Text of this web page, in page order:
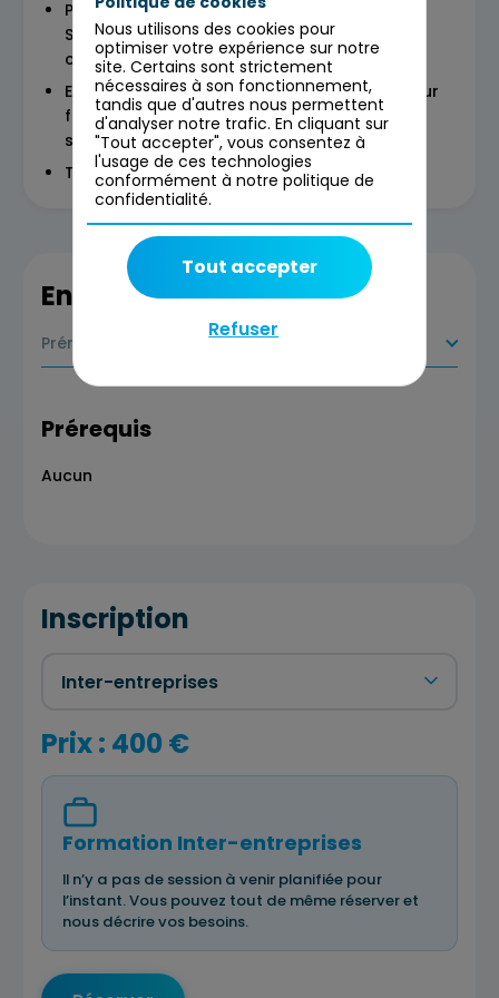
Présentation du concept de « Why » selon
Simon Sinek et son importance pour les
chercheurs
Exercices pratiques de questionnements pour
formuler clairement le problème auquel l’on
s’attaque en sous-groupe
Technique de communication sur le « why »
En savoir plus
Prérequis
Prérequis
Aucun
Inscription
Prix : 400 €
Formation Inter-entreprises
Il n’y a pas de session à venir planifiée pour
l’instant. Vous pouvez tout de même réserver et
nous décrire vos besoins.
Nous utilisons des cookies pour
optimiser votre expérience sur notre
site. Certains sont strictement
nécessaires à son fonctionnement,
tandis que d'autres nous permettent
d'analyser notre trafic. En cliquant sur
"Tout accepter", vous consentez à
l'usage de ces technologies
conformément à notre politique de
confidentialité.
Refuser
Tout accepter